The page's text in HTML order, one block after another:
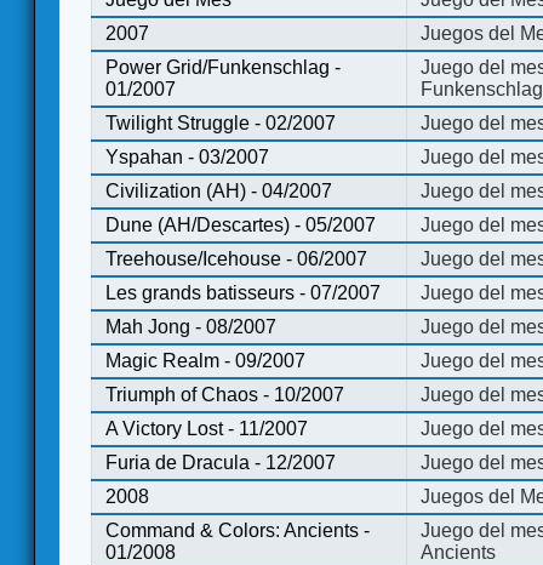
2007
Juegos del
Power Grid/Funkenschlag -
01/2007
Juego del
Twilight Struggle - 02/2007
Juego del
Yspahan - 03/2007
Juego del
Civilization (AH) - 04/2007
Juego del
Dune (AH/Descartes) - 05/2007
Juego del
Treehouse/Icehouse - 06/2007
Juego del
Les grands batisseurs - 07/2007
Juego del
Mah Jong - 08/2007
Juego del
Magic Realm - 09/2007
Juego del
Triumph of Chaos - 10/2007
Juego del
A Victory Lost - 11/2007
Juego del
Furia de Dracula - 12/2007
Juego del
2008
Juegos del
Command & Colors: Ancients -
01/2008
Juego del
Ancients